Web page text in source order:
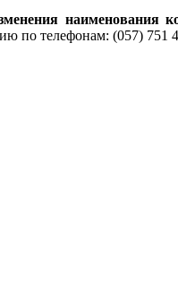
наименования
по телефонам: (057) 751